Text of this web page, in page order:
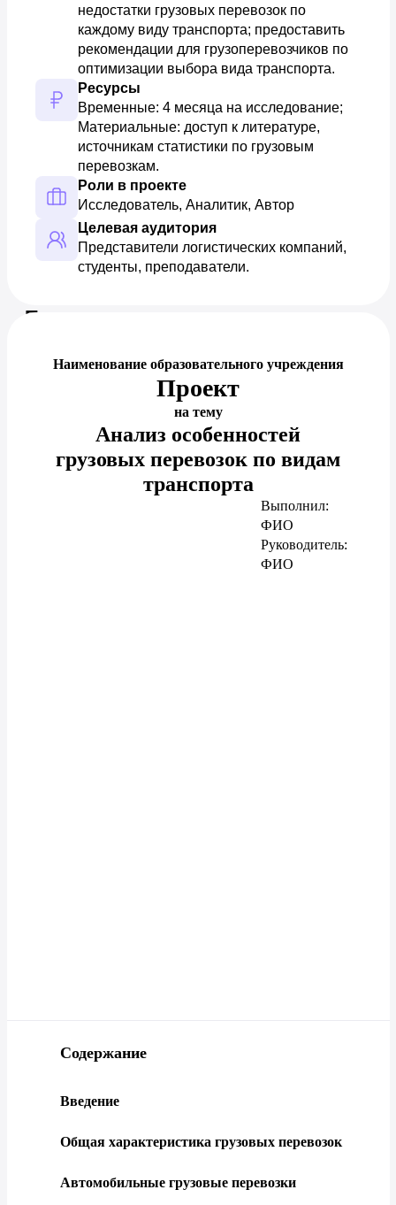
недостатки грузовых перевозок по
каждому виду транспорта; предоставить
рекомендации для грузоперевозчиков по
оптимизации выбора вида транспорта.
Ресурсы
Временные: 4 месяца на исследование;
Материальные: доступ к литературе,
источникам статистики по грузовым
перевозкам.
Роли в проекте
Исследователь, Аналитик, Автор
Целевая аудитория
Представители логистических компаний,
студенты, преподаватели.
Предпросмотр документа
Наименование образовательного учреждения
Проект
на тему
Анализ особенностей
грузовых перевозок по видам
транспорта
Выполнил:
ФИО
Руководитель:
ФИО
Содержание
Введение
Общая характеристика грузовых перевозок
Автомобильные грузовые перевозки